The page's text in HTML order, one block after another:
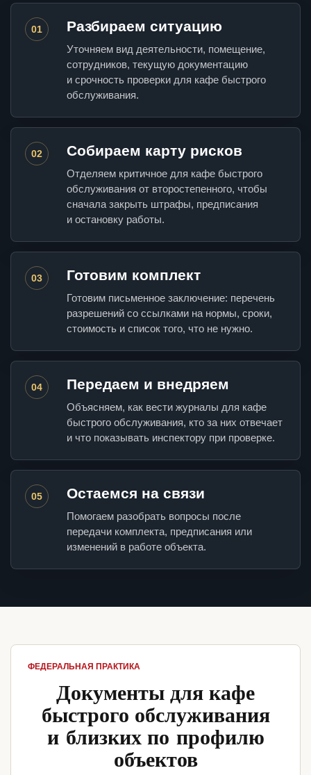
01 Разбираем ситуацию
Уточняем вид деятельности, помещение,
сотрудников, текущую документацию
и срочность проверки для кафе быстрого
обслуживания.
02 Собираем карту рисков
Отделяем критичное для кафе быстрого
обслуживания от второстепенного, чтобы
сначала закрыть штрафы, предписания
и остановку работы.
03 Готовим комплект
Готовим письменное заключение: перечень
разрешений со ссылками на нормы, сроки,
стоимость и список того, что не нужно.
04 Передаем и внедряем
Объясняем, как вести журналы для кафе
быстрого обслуживания, кто за них отвечает
и что показывать инспектору при проверке.
05 Остаемся на связи
Помогаем разобрать вопросы после
передачи комплекта, предписания или
изменений в работе объекта.
ФЕДЕРАЛЬНАЯ ПРАКТИКА
Документы для кафе
быстрого обслуживания
и близких по профилю
объектов